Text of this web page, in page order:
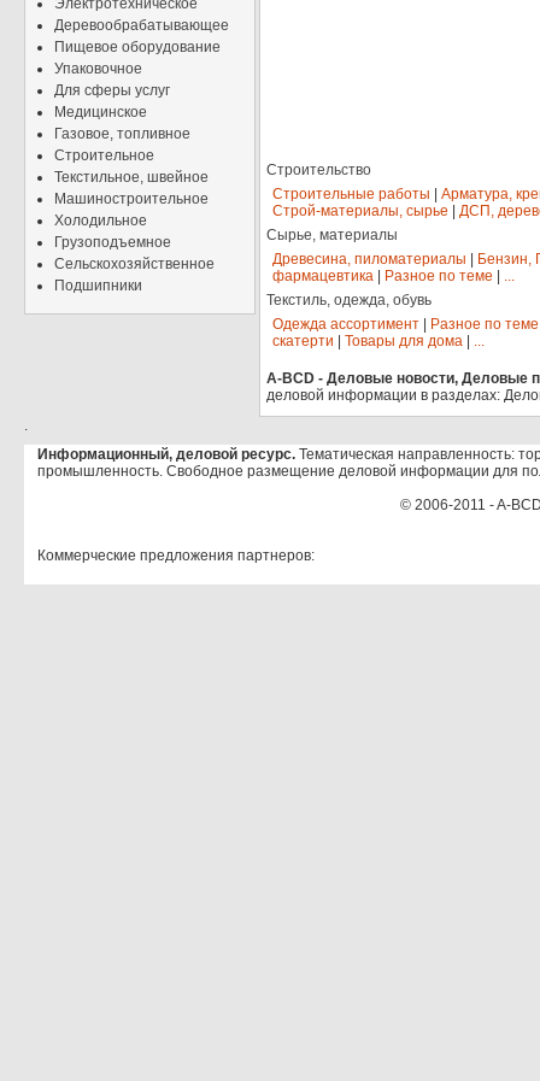
Электротехническое
Деревообрабатывающее
Пищевое оборудование
Упаковочное
Для сферы услуг
Медицинское
Газовое, топливное
Строительное
Текстильное, швейное
Машиностроительное
Холодильное
Грузоподъемное
Сельскохозяйственное
Подшипники
Строительство
Строительные работы
Арматура,
Строй-материалы, сырье
ДСП,
Сырье, материалы
Древесина, пиломатериалы
Бензин,
фармацевтика
Разное по теме
...
Текстиль, одежда, обувь
Одежда ассортимент
Разное по теме
скатерти
Товары для дома ...
A-BCD - Деловые новости, Деловые
деловой информации в разделах:
.
Информационный, деловой ресурс. Тематическая направленность:
промышленность. Свободное размещение деловой информации для
© 2006-2011 - A-
Коммерческие предложения партнеров: